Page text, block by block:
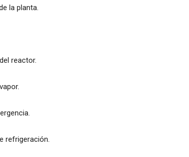
la planta.
reactor.